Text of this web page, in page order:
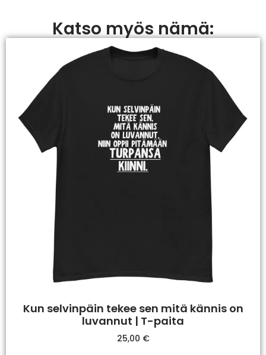
Katso myös nämä:
Kun selvinpäin tekee sen mitä kännis on
luvannut | T-paita
25,00 €